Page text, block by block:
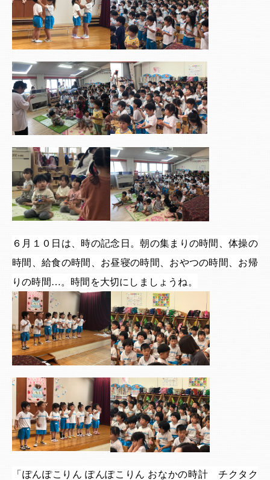
６月１０日は、時の記念日。朝の集まりの時間、体操の
時間、給食の時間、お昼寝の時間、おやつの時間、お帰
りの時間…。時間を大切にしましょうね。
「ぽんぽこりん ぽんぽこりん おなかの時計 チクタク